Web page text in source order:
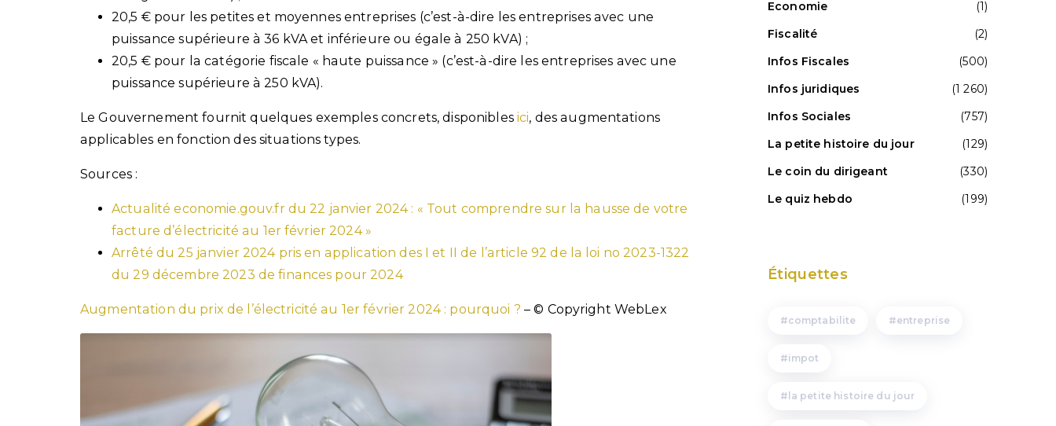
20,5 € pour les petites et moyennes entreprises (c’est-à-dire les entreprises avec une
puissance supérieure à 36 kVA et inférieure ou égale à 250 kVA) ;
20,5 € pour la catégorie fiscale « haute puissance » (c’est-à-dire les entreprises avec une
puissance supérieure à 250 kVA).
Le Gouvernement fournit quelques exemples concrets, disponibles ici, des augmentations
applicables en fonction des situations types.
Sources :
Actualité economie.gouv.fr du 22 janvier 2024 : « Tout comprendre sur la hausse de votre
facture d’électricité au 1er février 2024 »
Arrêté du 25 janvier 2024 pris en application des I et II de l’article 92 de la loi no 2023-1322
du 29 décembre 2023 de finances pour 2024
Augmentation du prix de l’électricité au 1er février 2024 : pourquoi ? – © Copyright WebLex
Economie
(1)
Fiscalité
(2)
Infos Fiscales
(500)
Infos juridiques
(1 260)
Infos Sociales
(757)
La petite histoire du jour
(129)
Le coin du dirigeant
(330)
Le quiz hebdo
(199)
Étiquettes
comptabilite entreprise
impot
la petite histoire du jour